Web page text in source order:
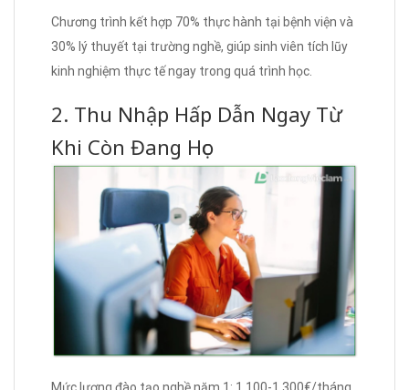
Chương trình kết hợp 70% thực hành tại bệnh viện và
30% lý thuyết tại trường nghề, giúp sinh viên tích lũy
kinh nghiệm thực tế ngay trong quá trình học.
2. Thu Nhập Hấp Dẫn Ngay Từ
Khi Còn Đang Học
Mức lương đào tạo nghề năm 1: 1.100-1.300€/tháng,